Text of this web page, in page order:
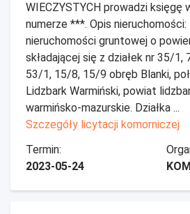
WIECZYSTYCH prowadzi księgę
numerze ***. Opis
nieruchomości gruntowej o
składającej się z działek nr 35/
53/1, 15/8, 15/9 obręb Blanki,
Lidzbark Warmiński, powiat
warmińsko-mazurskie. Działka ...
Szczegóły licytacji komorniczej
Termin:
2023-05-24